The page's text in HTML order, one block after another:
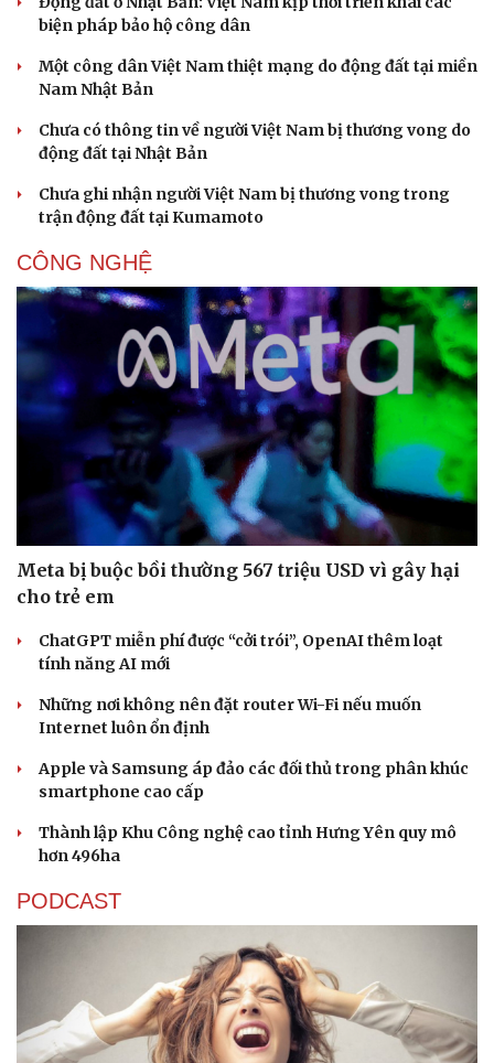
Thể thao
eSports
Hậu trường
Ô tô
Xe máy
Tư vấn
biện pháp bảo hộ công dân
Một công dân Việt Nam thiệt mạng do động đất tại miền
Nam Nhật Bản
Chưa có thông tin về người Việt Nam bị thương vong do
động đất tại Nhật Bản
Chưa ghi nhận người Việt Nam bị thương vong trong
trận động đất tại Kumamoto
CÔNG NGHỆ
Meta bị buộc bồi thường 567 triệu USD vì gây hại
cho trẻ em
ChatGPT miễn phí được “cởi trói”, OpenAI thêm loạt
tính năng AI mới
Những nơi không nên đặt router Wi-Fi nếu muốn
Internet luôn ổn định
Apple và Samsung áp đảo các đối thủ trong phân khúc
smartphone cao cấp
Thành lập Khu Công nghệ cao tỉnh Hưng Yên quy mô
hơn 496ha
PODCAST